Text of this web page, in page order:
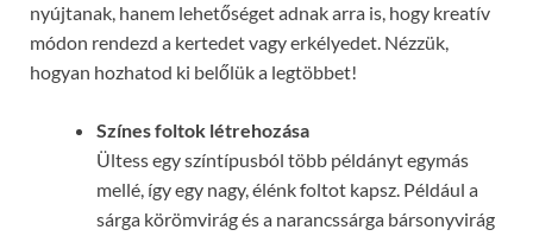
nyújtanak, hanem lehetőséget adnak arra is, hogy kreatív
módon rendezd a kertedet vagy erkélyedet. Nézzük,
hogyan hozhatod ki belőlük a legtöbbet!
Színes foltok létrehozása
Ültess egy színtípusból több példányt egymás
mellé, így egy nagy, élénk foltot kapsz. Például a
sárga körömvirág és a narancssárga bársonyvirág